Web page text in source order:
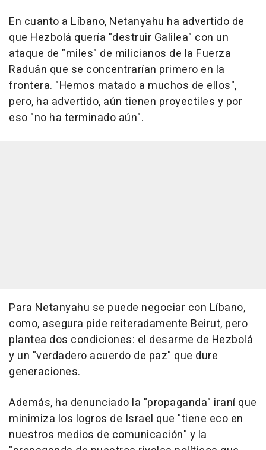
En cuanto a Líbano, Netanyahu ha advertido de
que Hezbolá quería "destruir Galilea" con un
ataque de "miles" de milicianos de la Fuerza
Raduán que se concentrarían primero en la
frontera. "Hemos matado a muchos de ellos",
pero, ha advertido, aún tienen proyectiles y por
eso "no ha terminado aún".
Para Netanyahu se puede negociar con Líbano,
como, asegura pide reiteradamente Beirut, pero
plantea dos condiciones: el desarme de Hezbolá
y un "verdadero acuerdo de paz" que dure
generaciones.
Además, ha denunciado la "propaganda" iraní que
minimiza los logros de Israel que "tiene eco en
nuestros medios de comunicación" y la